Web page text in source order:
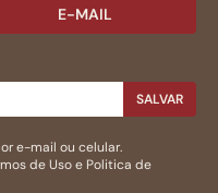
E-MAIL
SALVAR
e-mail ou celular.
de Usoe Politica de